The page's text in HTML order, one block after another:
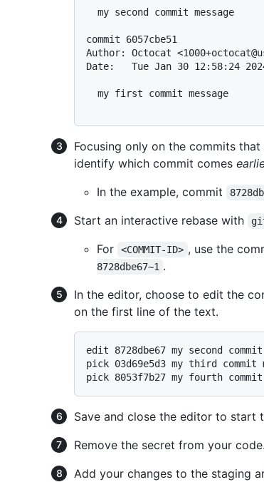
commit 6057cbe51
Author: Octocat
Date:   Tue Jan 30 12:58:24
Focusing only on the commits
identify which commit comes
In the example, commit
Start an interactive rebase with
For
<COMMIT-ID> , use the
8728dbe67~1 .
In the editor, choose to edit the
on the first line of the text.
edit 8728dbe67 my second commit
pick 03d69e5d3 my third commit
Save and close the editor to start
Remove the secret from your code.
Add your changes to the staging